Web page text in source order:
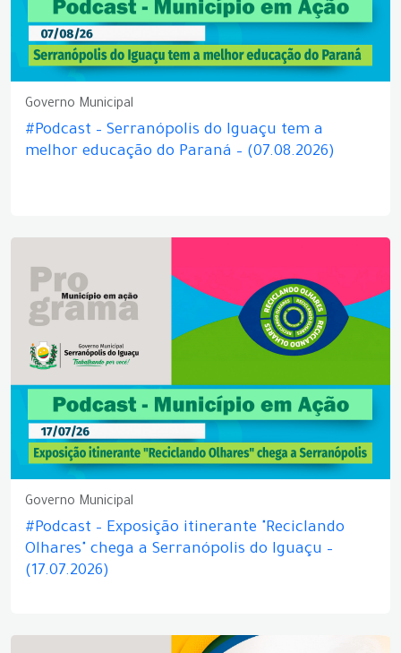
Governo Municipal
#Podcast – Serranópolis do Iguaçu tem a
melhor educação do Paraná – (07.08.2026)
Governo Municipal
#Podcast – Exposição itinerante "Reciclando
Olhares" chega a Serranópolis do Iguaçu –
(17.07.2026)